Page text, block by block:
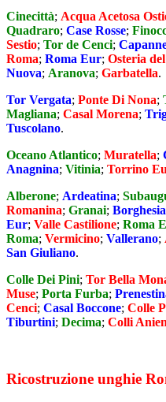
Cinecittà; Acqua Acetosa
Quadraro; Case Rosse;
Sestio; Tor de Cenci;
Roma; Roma Eur; Osteria
Nuova; Aranova; Garbatella.
Tor Vergata; Ponte Di Nona;
Magliana; Casal Morena;
Tuscolano.
Oceano Atlantico; Muratella;
Anagnina; Vitinia; Torrino
Alberone; Ardeatina;
Romanina; Granai;
Eur; Valle Castilione; Roma
Roma; Vermicino; Vallerano;
San Giuliano.
Colle Dei Pini; Tor Bella
Muse; Porta Furba;
Cenci; Casal Boccone; Colle
Tiburtini; Decima; Colli
Ricostruzione unghie